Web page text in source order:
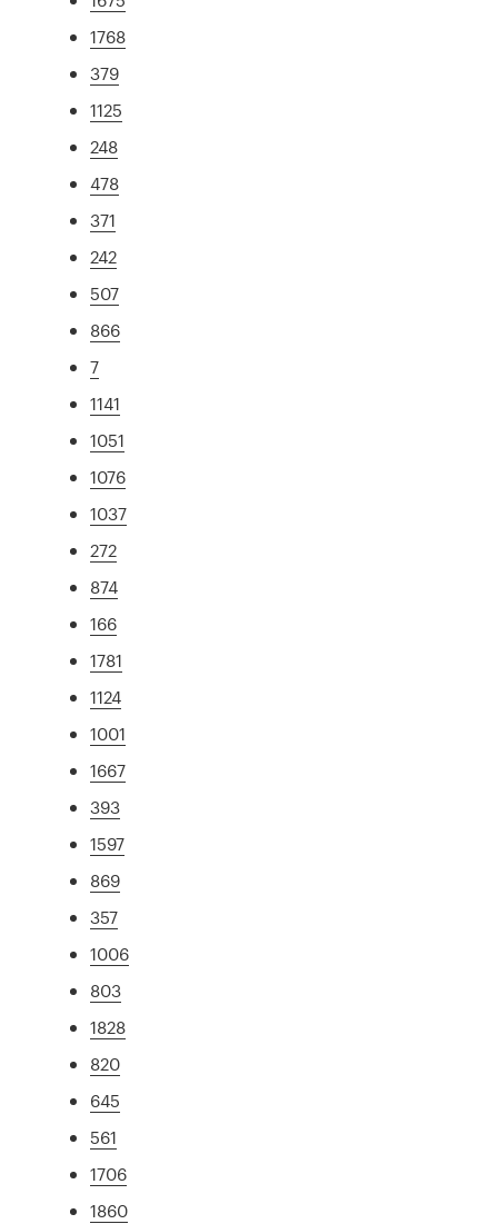
1768
379
1125
248
478
371
242
507
866
7
1141
1051
1076
1037
272
874
166
1781
1124
1001
1667
393
1597
869
357
1006
803
1828
820
645
561
1706
1860